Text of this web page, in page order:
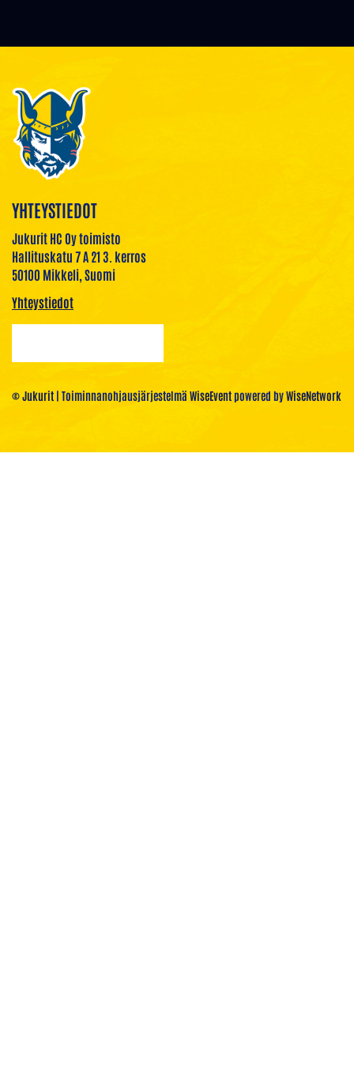
YHTEYSTIEDOT
Jukurit HC Oy toimisto
Hallituskatu 7 A 21 3. kerros
50100 Mikkeli, Suomi
Yhteystiedot
© Jukurit | Toiminnanohjausjärjestelmä WiseEventpowered byWiseNetwork